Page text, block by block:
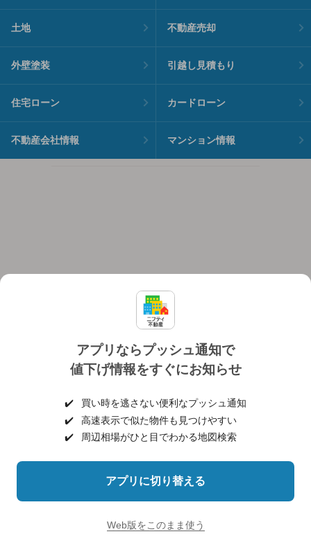
アプリならプッシュ通知で
値下げ情報をすぐにお知らせ
✔️
買い時を逃さない便利なプッシュ通知
✔️
高速表示で似た物件も見つけやすい
✔️
周辺相場がひと目でわかる地図検索
アプリに切り替える
Web版をこのまま使う
土地 不動産売却
外壁塗装 引越し見積もり
住宅ローン カードローン
不動産会社情報 マンション情報
個人情報保護ポリシー 利用規約
ヘルプ・お問い合わせ 採用情報
©NIFTY Lifestyle Co., Ltd.